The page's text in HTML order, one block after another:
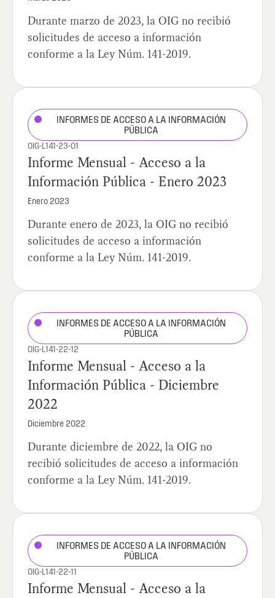
Durante marzo de 2023, la OIG no recibió
solicitudes de acceso a información
conforme a la Ley Núm. 141-2019.
INFORMES DE ACCESO A LA INFORMACIÓN
PÚBLICA
OIG-L141-23-01
Informe Mensual - Acceso a la
Información Pública - Enero 2023
Enero 2023
Durante enero de 2023, la OIG no recibió
solicitudes de acceso a información
conforme a la Ley Núm. 141-2019.
INFORMES DE ACCESO A LA INFORMACIÓN
PÚBLICA
OIG-L141-22-12
Informe Mensual - Acceso a la
Información Pública - Diciembre
2022
Diciembre 2022
Durante diciembre de 2022, la OIG no
recibió solicitudes de acceso a información
conforme a la Ley Núm. 141-2019.
INFORMES DE ACCESO A LA INFORMACIÓN
PÚBLICA
OIG-L141-22-11
Informe Mensual - Acceso a la